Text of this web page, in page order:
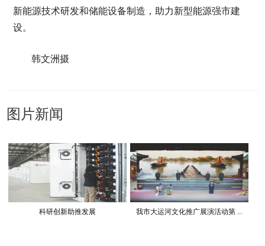
新能源技术研发和储能设备制造，助力新型能源强市建
设。
韩文洲摄
图片新闻
科研创新助推发展 我市大运河文化推广展演活动第 ...